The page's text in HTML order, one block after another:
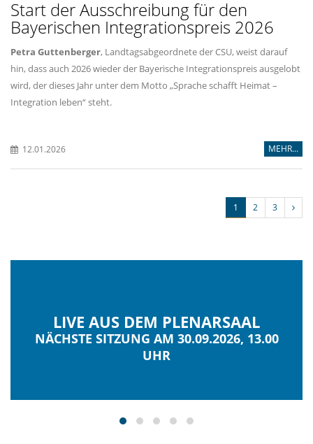
Start der Ausschreibung für den
Bayerischen Integrationspreis 2026
Petra Guttenberger, Landtagsabgeordnete der CSU, weist darauf
hin, dass auch 2026 wieder der Bayerische Integrationspreis ausgelobt
wird, der dieses Jahr unter dem Motto „Sprache schafft Heimat –
Integration leben“ steht.
12.01.2026 MEHR...
1 2 3
LIVE AUS DEM PLENARSAAL
NÄCHSTE SITZUNG AM 30.09.2026, 13.00
UHR